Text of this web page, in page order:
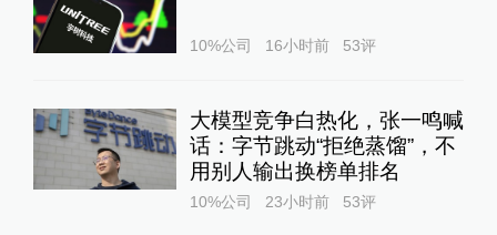
10%公司 16小时前 53评
大模型竞争白热化，张一鸣喊
话：字节跳动“拒绝蒸馏”，不
用别人输出换榜单排名
10%公司 23小时前 53评